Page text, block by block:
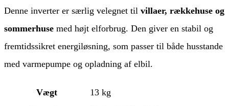
Denne inverter er særlig velegnet til villaer, rækkehuse og
sommerhuse med højt elforbrug. Den giver en stabil og
fremtidssikret energiløsning, som passer til både husstande
med varmepumpe og opladning af elbil.
Vægt
13 kg